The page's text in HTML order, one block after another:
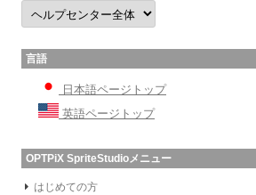
言語
日本語ページトップ
英語ページトップ
OPTPiX SpriteStudioメニュー
はじめての方